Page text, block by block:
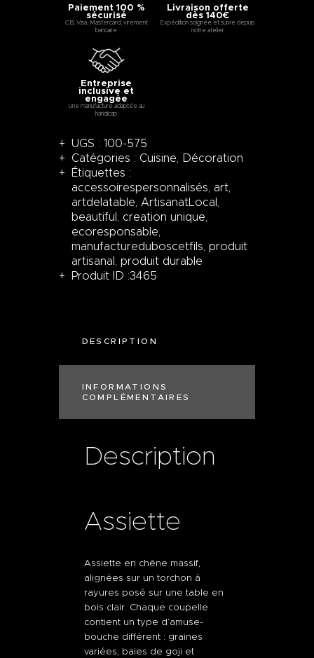
Paiement 100 %
sécurisé
CB, Visa, Mastercard, virement
bancaire
Livraison offerte
dès 140€
Expédition soignée et suivie depuis
notre atelier
Entreprise
inclusive et
engagée
Une manufacture adaptée au
handicap
UGS :100-575
Catégories : Cuisine Décoration
Étiquettes :
accessoirespersonnalisés art
artdelatable ArtisanatLocal
beautiful creation unique
ecoresponsable
manufactureduboscetfils ,produit
artisanal ,produit durable
Produit ID :3465
DESCRIPTION
INFORMATIONS
COMPLÉMENTAIRES
Description
Assiette
Assiette en chêne massif,
alignées sur un torchon à
rayures posé sur une table en
bois clair. Chaque coupelle
contient un type d’amuse-
bouche différent : graines
variées, baies de goji et